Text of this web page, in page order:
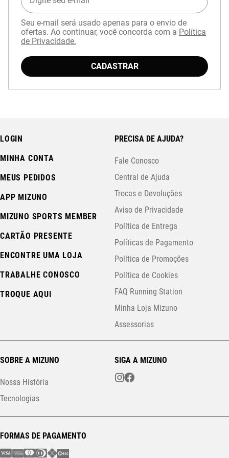
Seu e-mail será usado apenas para o envio de
ofertas. Ao continuar, você concorda com a Política
de Privacidade.
CADASTRAR
LOGIN
MINHA CONTA
MEUS PEDIDOS
APP MIZUNO
MIZUNO SPORTS MEMBER
CARTÃO PRESENTE
ENCONTRE UMA LOJA
TRABALHE CONOSCO
TROQUE AQUI
PRECISA DE AJUDA?
Fale Conosco
Central de Ajuda
Trocas e Devoluções
Aviso de Privacidade
Política de Entrega
Políticas de Pagamento
Política de Promoções
Política de Cookies
FAQ Running Station
Minha Loja Mizuno
Assessorias
SOBRE A MIZUNO
Nossa História
Tecnologias
SIGA A MIZUNO
FORMAS DE PAGAMENTO